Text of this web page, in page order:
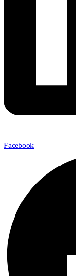
Facebook